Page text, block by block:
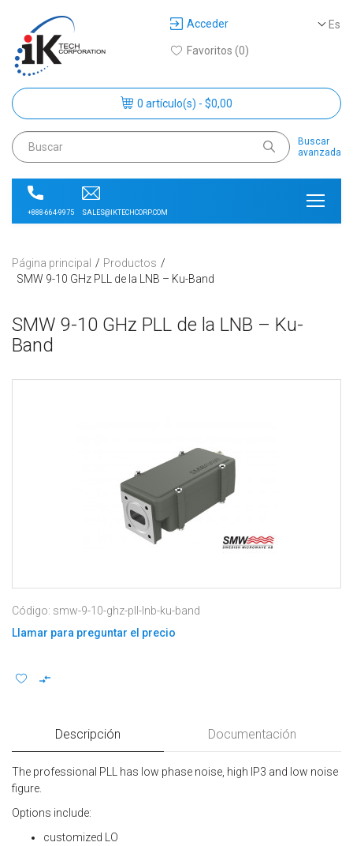
Es
Acceder
Favoritos (0)
0 artículo(s) - $0,00
Buscar
avanzada
+888-664-9975 SALES@IKTECHCORP.COM
Página principal
Productos
SMW 9-10 GHz PLL de la LNB – Ku-Band
SMW 9-10 GHz PLL de la LNB – Ku-
Band
Código: smw-9-10-ghz-pll-lnb-ku-band
Llamar para preguntar el precio
Descripción Documentación
The professional PLL has low phase noise, high IP3 and low noise
figure.
Options include:
customized LO